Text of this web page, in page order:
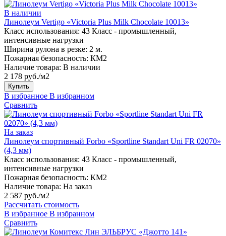
В наличии
Линолеум Vertigo «Victoria Plus Milk Chocolate 10013»
Класс использования: 43 Класс - промышленный,
интенсивные нагрузки
Ширина рулона в резке: 2 м.
Пожарная безопасность: КМ2
Наличие товара: В наличии
2 178 руб./м2
Купить
В избранное В избранном
Сравнить
На заказ
Линолеум спортивный Forbo «Sportline Standart Uni FR 02070»
(4,3 мм)
Класс использования: 43 Класс - промышленный,
интенсивные нагрузки
Пожарная безопасность: КМ2
Наличие товара: На заказ
2 587 руб./м2
Рассчитать стоимость
В избранное В избранном
Сравнить